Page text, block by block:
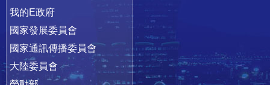
我的E政府
國家發展委員會
國家通訊傳播委員會
大陸委員會